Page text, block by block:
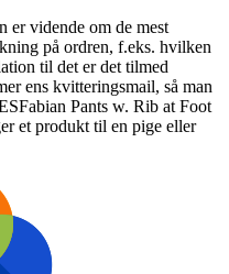
er vidende om de mest
på ordren, f.eks. hvilken
til det er det tilmed
ens kvitteringsmail, så man
Pants w. Rib at Foot
et produkt til en pige eller